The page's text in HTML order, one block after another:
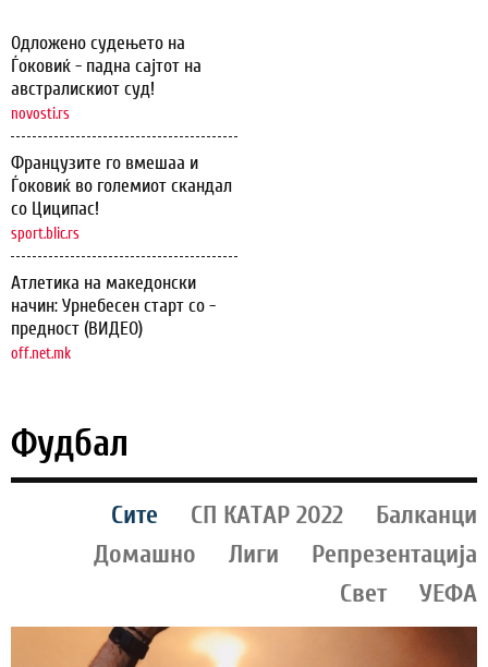
Одложено судењето на
Ѓоковиќ - падна сајтот на
австралискиот суд!
novosti.rs
Французите го вмешаа и
Ѓоковиќ во големиот скандал
со Циципас!
sport.blic.rs
Атлетика на македонски
начин: Урнебесен старт со -
предност (ВИДЕО)
off.net.mk
Фудбал
Сите СП КАТАР 2022
Балканци
Домашно
Лиги
Репрезентација
Свет
УЕФА